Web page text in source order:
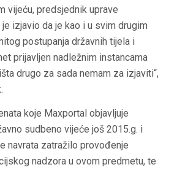
vijeću, predsjednik uprave
izjavio da je kao i u svim drugim
postupanja državnih tijela i
prijavljen nadležnim instancama
drugo za sada nemam za izjaviti“,
koje Maxportal objavljuje
sudbeno vijeće još 2015.g. i
navrata zatražilo provođenje
nadzora u ovom predmetu, te